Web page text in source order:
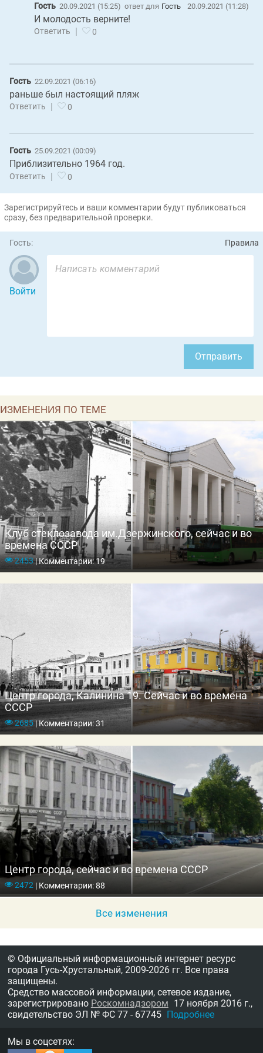
Гость 20.09.2021 (15:25) ответ для Гость 20.09.2021 (11:28)
И молодость верните!
Ответить 0
Гость 22.09.2021 (06:16)
раньше был настоящий пляж
Ответить 0
Гость 25.09.2021 (00:09)
Приблизительно 1964 год.
Ответить | 0
Зарегистрируйтесь и ваши комментарии будут публиковаться
сразу, без предварительной проверки.
Гость: Правила
Войти
Отправить
ИЗМЕНЕНИЯ ПО ТЕМЕ
Клуб стеклозавода им.Дзержинского, сейчас и во
времена СССР
2453|Комментарии: 19
Центр города, Калинина 19. Сейчас и во времена
СССР
2685|Комментарии: 31
Центр города, сейчас и во времена СССР
2472 |Комментарии: 88
Все изменения
© Официальный информационный интернет ресурс
города Гусь-Хрустальный, 2009-2026 гг. Все права
защищены.
Средство массовой информации, сетевое издание,
зарегистрировано Роскомнадзором 17 ноября 2016 г.,
свидетельство ЭЛ № ФС 77 - 67745 Подробнее
Мы в соцсетях: